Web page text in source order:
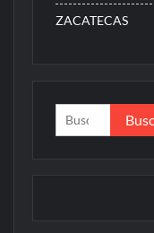
ZACATECAS
Buscar: